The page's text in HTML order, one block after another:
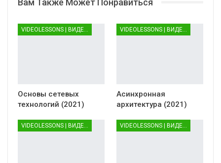
Основы сетевых
технологий (2021)
Асинхронная
архитектура (2021)
VIDEOLESSONS | ВИДЕОУРОКИ VIDEOLESSONS | ВИДЕОУРОКИ